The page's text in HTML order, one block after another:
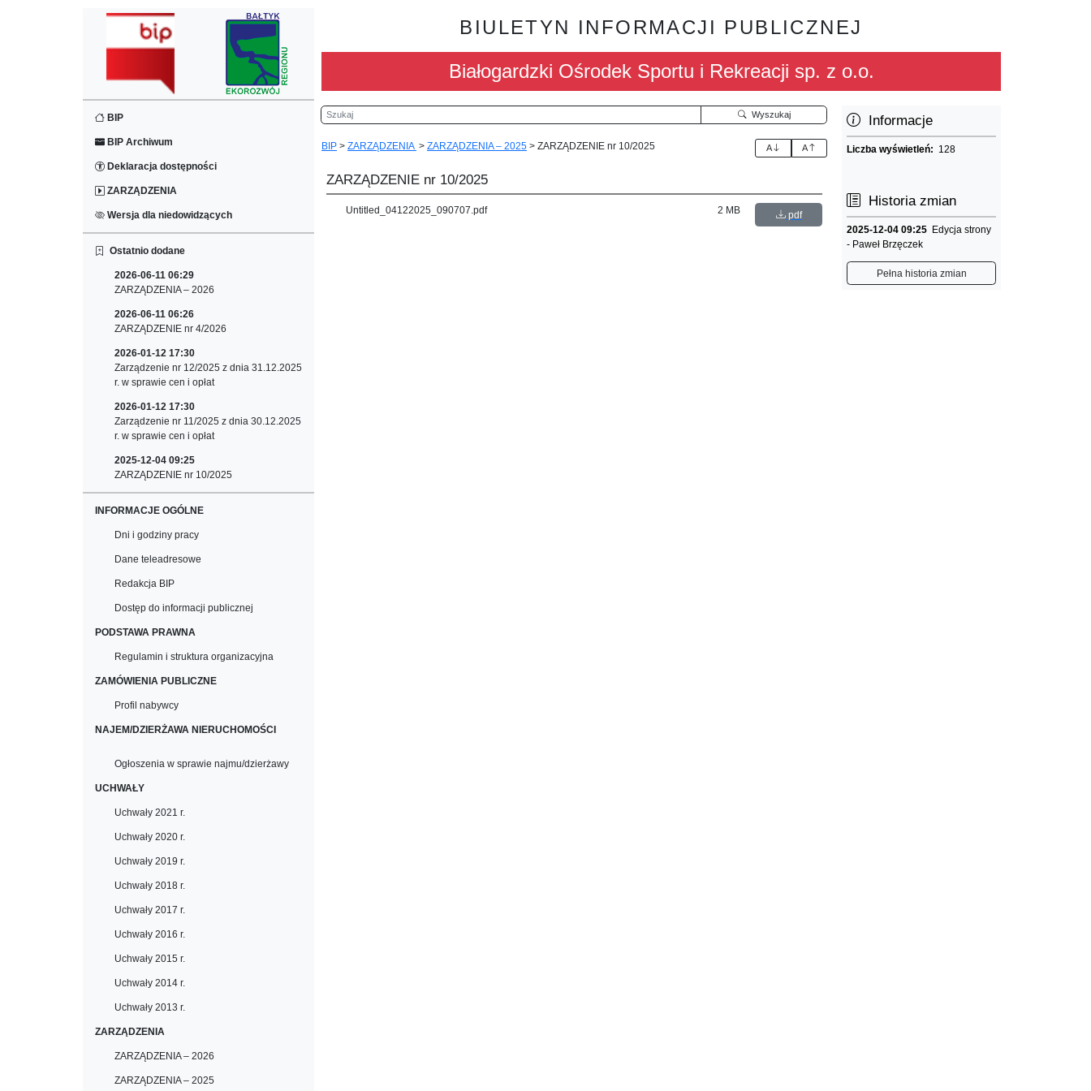
BIP
BIP Archiwum
Deklaracja dostępności
ZARZĄDZENIA
Wersja dla niedowidzących
Ostatnio dodane
2026-06-11 06:29
ZARZĄDZENIA – 2026
2026-06-11 06:26
ZARZĄDZENIE nr 4/2026
2026-01-12 17:30
Zarządzenie nr 12/2025 z dnia 31.12.2025
r. w sprawie cen i opłat
2026-01-12 17:30
Zarządzenie nr 11/2025 z dnia 30.12.2025
r. w sprawie cen i opłat
2025-12-04 09:25
ZARZĄDZENIE nr 10/2025
INFORMACJE OGÓLNE
Dni i godziny pracy
Dane teleadresowe
Redakcja BIP
Dostęp do informacji publicznej
PODSTAWA PRAWNA
Regulamin i struktura organizacyjna
ZAMÓWIENIA PUBLICZNE
Profil nabywcy
NAJEM/DZIERŻAWA NIERUCHOMOŚCI
Ogłoszenia w sprawie najmu/dzierżawy
UCHWAŁY
Uchwały 2021 r.
Uchwały 2020 r.
Uchwały 2019 r.
Uchwały 2018 r.
Uchwały 2017 r.
Uchwały 2016 r.
Uchwały 2015 r.
Uchwały 2014 r.
Uchwały 2013 r.
ZARZĄDZENIA
ZARZĄDZENIA – 2026
ZARZĄDZENIA – 2025
BIULETYN INFORMACJI PUBLICZNEJ
Białogardzki Ośrodek Sportu i Rekreacji sp. z o.o.
Szukaj Wyszukaj
BIP > ZARZĄDZENIA > ZARZĄDZENIA – 2025 > ZARZĄDZENIE nr 10/2025 A A
ZARZĄDZENIE nr 10/2025
Untitled_04122025_090707.pdf 2 MB pdf
Informacje
Liczba wyświetleń: 128
Historia zmian
2025-12-04 09:25 Edycja strony
- Paweł Brzęczek
Pełna historia zmian